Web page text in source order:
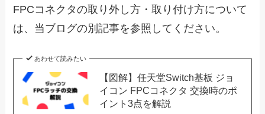
FPCコネクタの取り外し方・取り付け方について
は、当ブログの別記事を参照してください。
あわせて読みたい
【図解】任天堂Switch基板 ジョ
イコン FPCコネクタ 交換時のポ
イント3点を解説